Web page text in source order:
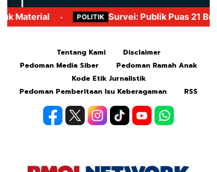
Tentang Kami
Disclaimer
Pedoman Media Siber
Pedoman Ramah Anak
Kode Etik Jurnalistik
Pedoman Pemberitaan Isu Keberagaman
RSS